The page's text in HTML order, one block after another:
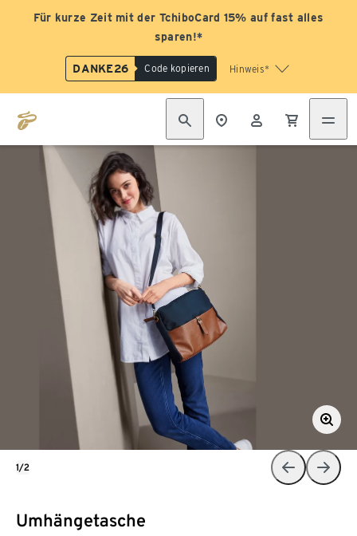
Für kurze Zeit mit der TchiboCard 15% auf fast alles
sparen!*
DANKE26 Code kopieren Hinweis*
Umhängetasche
1/2